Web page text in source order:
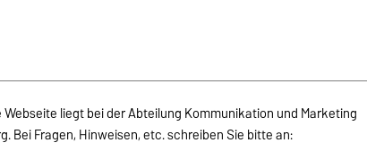
liegt bei der Abteilung Kommunikation und Marketing
Bei Fragen, Hinweisen, etc. schreiben Sie bitte an: